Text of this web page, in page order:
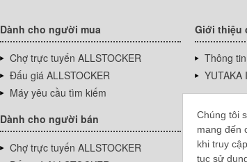
Chúng tôi
mang đến
khi truy
tục sử
Dành cho người mua
Chợ trực tuyến ALLSTOCKER
Đấu giá ALLSTOCKER
Máy yêu cầu tìm kiếm
Dành cho người bán
Chợ trực tuyến ALLSTOCKER
Giới thiệu
Thông
YUTAKA